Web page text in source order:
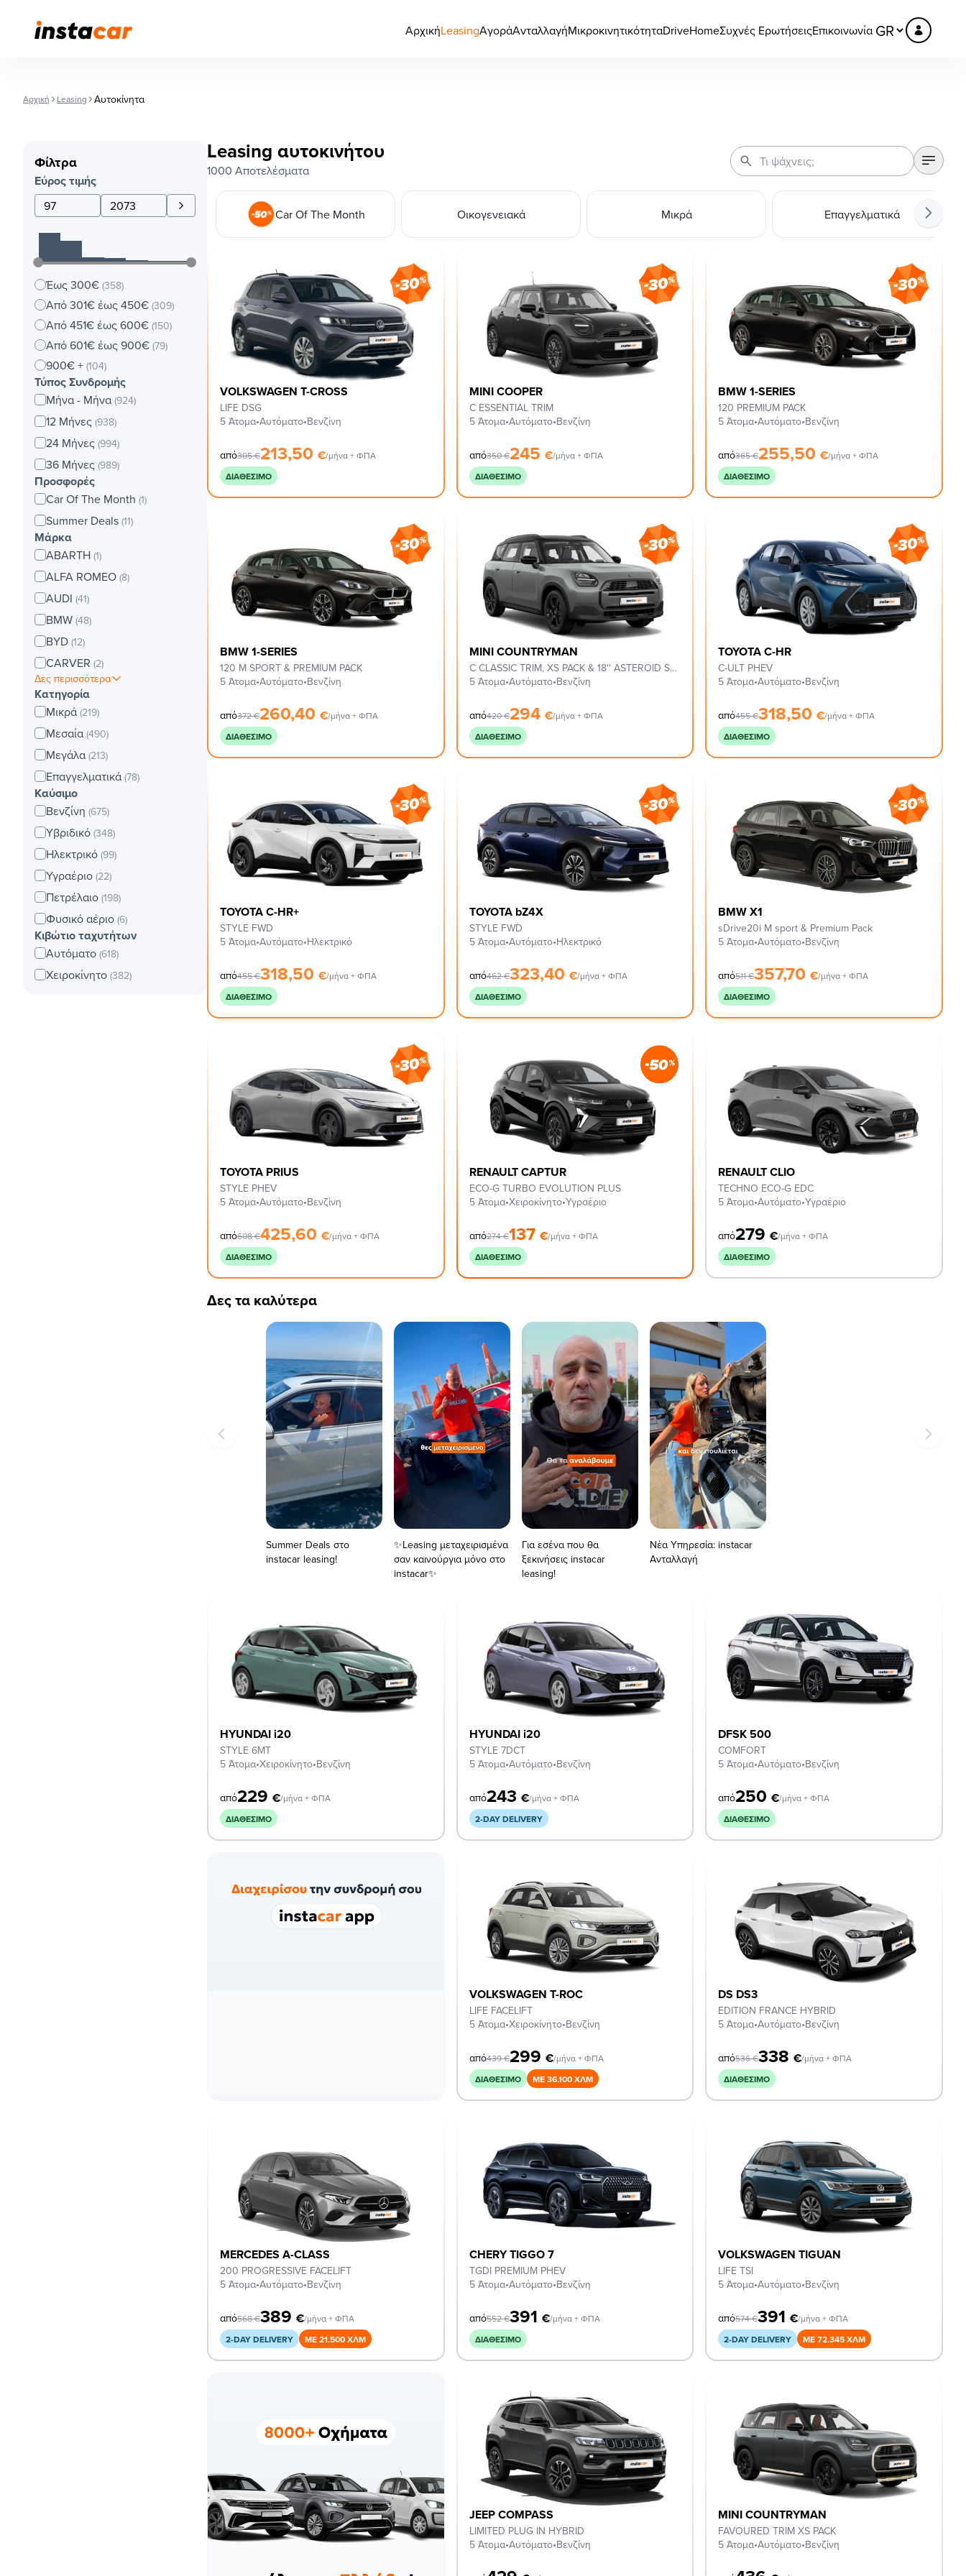
ΑρχικήLeasingΑγοράΑνταλλαγήΜικροκινητικότηταDriveHomeΣυχνές ΕρωτήσειςΕπικοινωνία
Αρχική Leasing Αυτοκίνητα
Φίλτρα
Εύρος τιμής
Έως 300€ (358)
Από 301€ έως 450€ (309)
Από 451€ έως 600€ (150)
Από 601€ έως 900€ (79)
900€ + (104)
Τύπος Συνδρομής
Μήνα - Μήνα (924)
12 Μήνες (938)
24 Μήνες (994)
36 Μήνες (989)
Προσφορές
Car Of The Month (1)
Summer Deals (11)
Μάρκα
ABARTH (1)
ALFA ROMEO (8)
AUDI (41)
BMW (48)
BYD (12)
CARVER (2)
Δες περισσότερα
Κατηγορία
Μικρά (219)
Μεσαία (490)
Μεγάλα (213)
Επαγγελματικά (78)
Καύσιμο
Βενζίνη (675)
Υβριδικό (348)
Ηλεκτρικό (99)
Υγραέριο (22)
Πετρέλαιο (198)
Φυσικό αέριο (6)
Κιβώτιο ταχυτήτων
Αυτόματο (618)
Χειροκίνητο (382)
Leasing αυτοκινήτου
1000 Αποτελέσματα
Car Of The Month Οικογενειακά Μικρά Επαγγελματικά
VOLKSWAGEN T-CROSS
LIFE DSG
5 Άτομα•Αυτόματο•Βενζίνη
από305€213,50€/μήνα + ΦΠΑ
ΔΙΑΘΈΣΙΜΟ
MINI COOPER
C ESSENTIAL TRIM
5 Άτομα•Αυτόματο•Βενζίνη
από350€245 €/μήνα + ΦΠΑ
ΔΙΑΘΈΣΙΜΟ
BMW 1-SERIES
120 PREMIUM PACK
5 Άτομα•Αυτόματο•Βενζίνη
από365€255,50€/μήνα + ΦΠΑ
ΔΙΑΘΈΣΙΜΟ
BMW 1-SERIES
120 M SPORT & PREMIUM PACK
5 Άτομα•Αυτόματο•Βενζίνη
από372€260,40€/μήνα + ΦΠΑ
ΔΙΑΘΈΣΙΜΟ
MINI COUNTRYMAN
C CLASSIC TRIM, XS PACK & 18'' ASTEROID SPOKE BLACK
5 Άτομα•Αυτόματο•Βενζίνη
από420€294 €/μήνα + ΦΠΑ
ΔΙΑΘΈΣΙΜΟ
TOYOTA C-HR
C-ULT PHEV
5 Άτομα•Αυτόματο•Βενζίνη
από455€318,50€/μήνα + ΦΠΑ
ΔΙΑΘΈΣΙΜΟ
TOYOTA C-HR+
STYLE FWD
5 Άτομα•Αυτόματο•Ηλεκτρικό
από455€318,50€/μήνα + ΦΠΑ
ΔΙΑΘΈΣΙΜΟ
TOYOTA bZ4X
STYLE FWD
5 Άτομα•Αυτόματο•Ηλεκτρικό
από462€323,40 €/μήνα + ΦΠΑ
ΔΙΑΘΈΣΙΜΟ
BMW X1
sDrive20i M sport & Premium Pack
5 Άτομα•Αυτόματο•Βενζίνη
από511€357,70€/μήνα + ΦΠΑ
ΔΙΑΘΈΣΙΜΟ
TOYOTA PRIUS
STYLE PHEV
5 Άτομα•Αυτόματο•Βενζίνη
από608€425,60€/μήνα + ΦΠΑ
ΔΙΑΘΈΣΙΜΟ
RENAULT CAPTUR
ECO-G TURBO EVOLUTION PLUS
5 Άτομα•Χειροκίνητο•Υγραέριο
από274€137 €/μήνα + ΦΠΑ
ΔΙΑΘΈΣΙΜΟ
RENAULT CLIO
TECHNO ECO-G EDC
5 Άτομα•Αυτόματο•Υγραέριο
από279€/μήνα + ΦΠΑ
ΔΙΑΘΈΣΙΜΟ
Δες τα καλύτερα
Summer Deals στο
instacar leasing!
✨Leasing μεταχειρισμένα
σαν καινούργια μόνο στο
instacar✨
Για εσένα που θα
ξεκινήσεις instacar
leasing!
Νέα Υπηρεσία: instacar
Ανταλλαγή
HYUNDAI i20
STYLE 6MT
5 Άτομα•Χειροκίνητο•Βενζίνη
από229€/μήνα + ΦΠΑ
ΔΙΑΘΈΣΙΜΟ
HYUNDAI i20
STYLE 7DCT
5 Άτομα•Αυτόματο•Βενζίνη
από243 €/μήνα + ΦΠΑ
2-DAY DELIVERY
DFSK 500
COMFORT
5 Άτομα•Αυτόματο•Βενζίνη
από250€/μήνα + ΦΠΑ
ΔΙΑΘΈΣΙΜΟ
VOLKSWAGEN T-ROC
LIFE FACELIFT
5 Άτομα•Χειροκίνητο•Βενζίνη
από439€299 €/μήνα + ΦΠΑ
ΔΙΑΘΈΣΙΜΟ
ΜΕ 36.100 ΧΛΜ
DS DS3
EDITION FRANCE HYBRID
5 Άτομα•Αυτόματο•Βενζίνη
από536€338€/μήνα + ΦΠΑ
ΔΙΑΘΈΣΙΜΟ
MERCEDES A-CLASS
200 PROGRESSIVE FACELIFT
5 Άτομα•Αυτόματο•Βενζίνη
από568€389€/μήνα + ΦΠΑ
2-DAY DELIVERY
ΜΕ 21.500 ΧΛΜ
CHERY TIGGO 7
TGDI PREMIUM PHEV
5 Άτομα•Αυτόματο•Βενζίνη
από552€391 €/μήνα + ΦΠΑ
ΔΙΑΘΈΣΙΜΟ
VOLKSWAGEN TIGUAN
LIFE TSI
5 Άτομα•Αυτόματο•Βενζίνη
από574€391€/μήνα + ΦΠΑ
2-DAY DELIVERY
ΜΕ 72.345 ΧΛΜ
JEEP COMPASS
LIMITED PLUG IN HYBRID
5 Άτομα•Αυτόματο•Βενζίνη
MINI COUNTRYMAN
FAVOURED TRIM XS PACK
5 Άτομα•Αυτόματο•Βενζίνη